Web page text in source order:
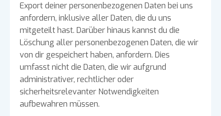
Export deiner personenbezogenen Daten bei uns
anfordern, inklusive aller Daten, die du uns
mitgeteilt hast. Darüber hinaus kannst du die
Löschung aller personenbezogenen Daten, die wir
von dir gespeichert haben, anfordern. Dies
umfasst nicht die Daten, die wir aufgrund
administrativer, rechtlicher oder
sicherheitsrelevanter Notwendigkeiten
aufbewahren müssen.